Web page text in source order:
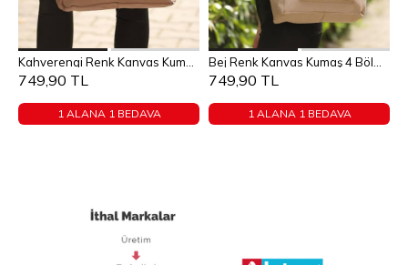
Sepete Ekle
749,90 TL
1 ALANA 1 BEDAVA
Sepete Ekle
749,90 TL
1 ALANA 1 BEDAVA